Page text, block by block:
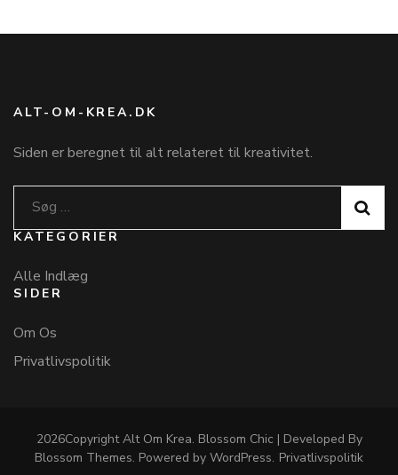
ALT-OM-KREA.DK
Siden er beregnet til alt relateret til kreativitet.
Søg
efter:
KATEGORIER
Alle Indlæg
SIDER
Om Os
Privatlivspolitik
2026CopyrightAlt Om Krea. Blossom Chic | Developed By
Blossom Themes. Powered by WordPress. Privatlivspolitik